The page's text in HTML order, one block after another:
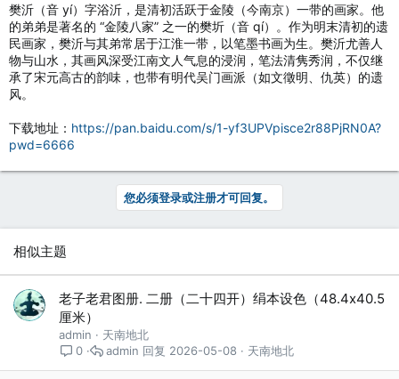
樊沂（音 yí）字浴沂，是清初活跃于金陵（今南京）一带的画家。他
的弟弟是著名的 “金陵八家” 之一的樊圻（音 qí）。作为明末清初的遗
民画家，樊沂与其弟常居于江淮一带，以笔墨书画为生。樊沂尤善人
物与山水，其画风深受江南文人气息的浸润，笔法清隽秀润，不仅继
承了宋元高古的韵味，也带有明代吴门画派（如文徵明、仇英）的遗
风。
下载地址： https://pan.baidu.com/s/1-yf3UPVpisce2r88PjRN0A?
pwd=6666
您必须登录或注册才可回复。
相似主题
老子老君图册. 二册（二十四开）绢本设色（48.4x40.5
厘米）
admin
天南地北
0
天南地北
2026-05-08
admin